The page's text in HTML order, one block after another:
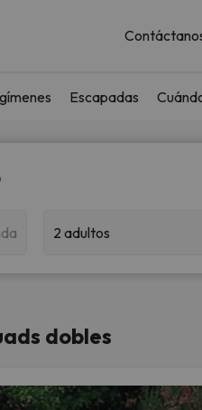
Escapadas
2 adultos
dobles